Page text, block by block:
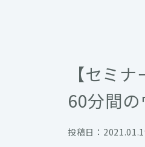
【セミ
60分間の
投稿日：